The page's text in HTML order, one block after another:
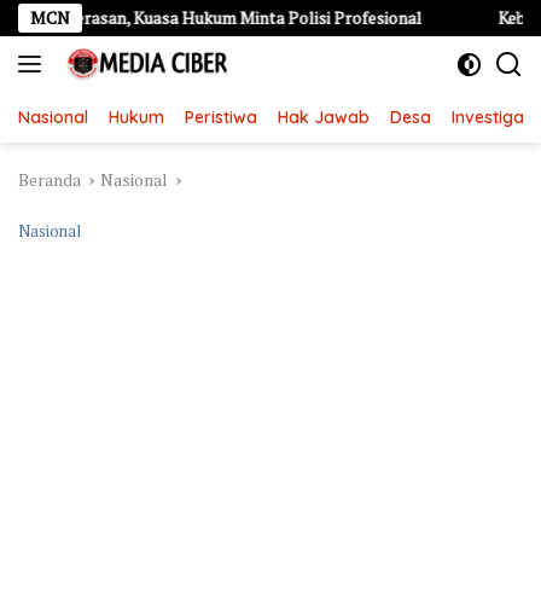
Langsung
ke
konten
MCNKuasa Hukum Minta Polisi Profesional Kebakaran
Nasional Hukum Peristiwa Hak Jawab Desa Investigasi
Beranda Nasional
Nasional